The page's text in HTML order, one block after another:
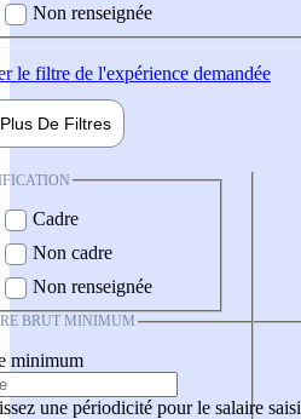
Non renseignée
le filtre de l'expérience demandée
Plus De Filtres
Cadre
Non cadre
Non renseignée
BRUT MINIMUM
minimum
une périodicité pour le salaire saisi